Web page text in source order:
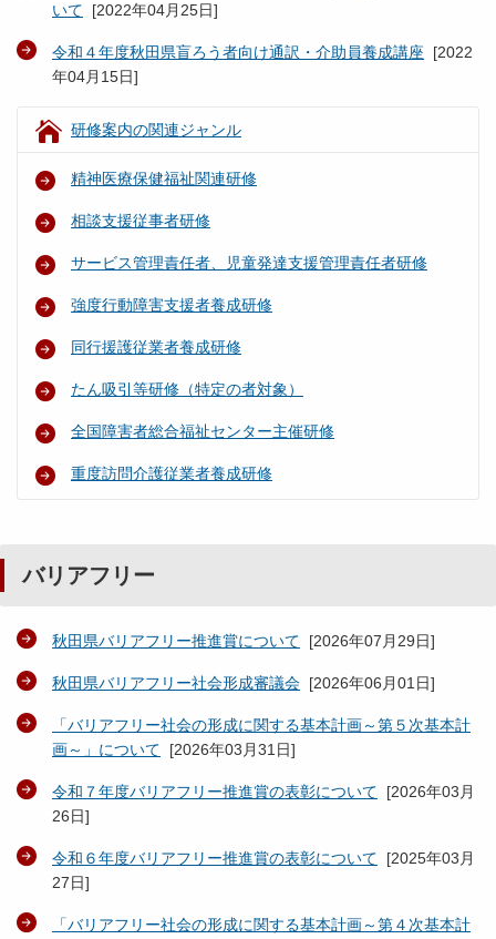
いて [2022年04月25日]
令和４年度秋田県盲ろう者向け通訳・介助員養成講座 [2022
年04月15日]
研修案内の関連ジャンル
精神医療保健福祉関連研修
相談支援従事者研修
サービス管理責任者、児童発達支援管理責任者研修
強度行動障害支援者養成研修
同行援護従業者養成研修
たん吸引等研修（特定の者対象）
全国障害者総合福祉センター主催研修
重度訪問介護従業者養成研修
バリアフリー
秋田県バリアフリー推進賞について [2026年07月29日]
秋田県バリアフリー社会形成審議会 [2026年06月01日]
「バリアフリー社会の形成に関する基本計画～第５次基本計
画～」について [2026年03月31日]
令和７年度バリアフリー推進賞の表彰について [2026年03月
26日]
令和６年度バリアフリー推進賞の表彰について [2025年03月
27日]
「バリアフリー社会の形成に関する基本計画～第４次基本計